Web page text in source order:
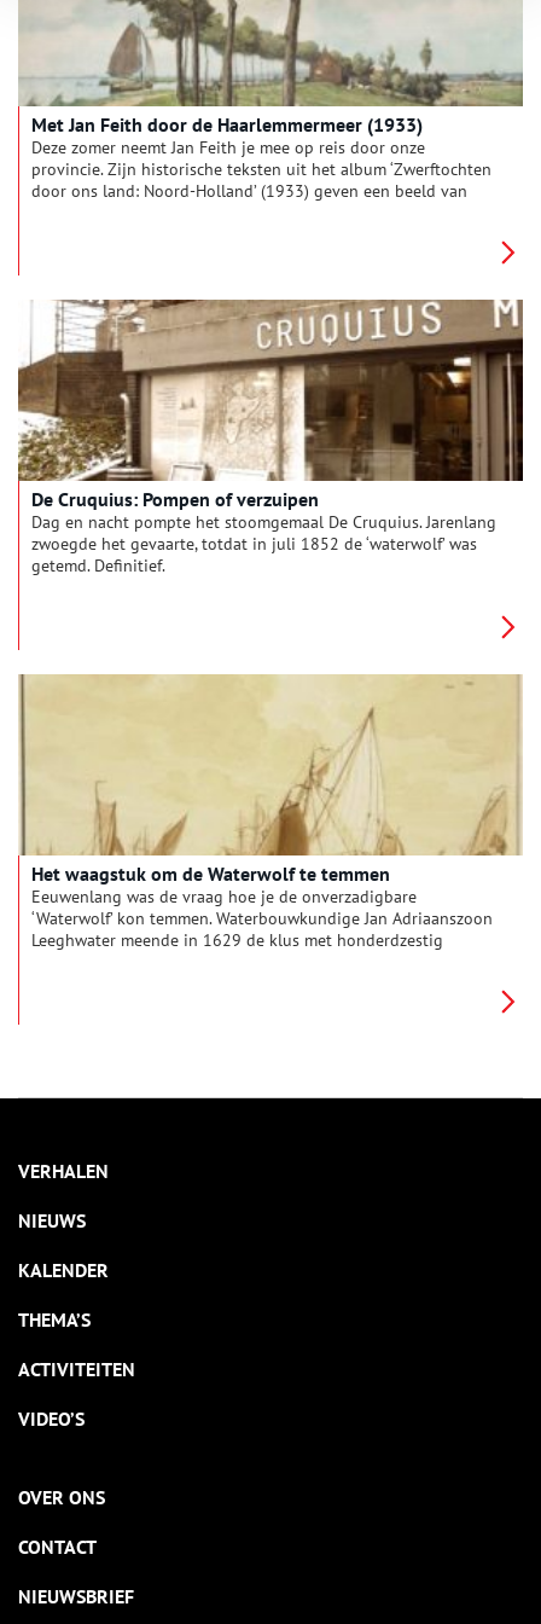
Met Jan Feith door de Haarlemmermeer (1933)
Deze zomer neemt Jan Feith je mee op reis door onze
provincie. Zijn historische teksten uit het album ‘Zwerftochten
door ons land: Noord-Holland’ (1933) geven een beeld van
De Cruquius: Pompen of verzuipen
Dag en nacht pompte het stoomgemaal De Cruquius. Jarenlang
zwoegde het gevaarte, totdat in juli 1852 de ‘waterwolf’ was
getemd. Definitief.
Het waagstuk om de Waterwolf te temmen
Eeuwenlang was de vraag hoe je de onverzadigbare
‘Waterwolf’ kon temmen. Waterbouwkundige Jan Adriaanszoon
Leeghwater meende in 1629 de klus met honderdzestig
VERHALEN
NIEUWS
KALENDER
THEMA’S
ACTIVITEITEN
VIDEO’S
OVER ONS
CONTACT
NIEUWSBRIEF